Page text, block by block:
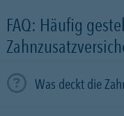
FAQ: Häufig
Was deckt die